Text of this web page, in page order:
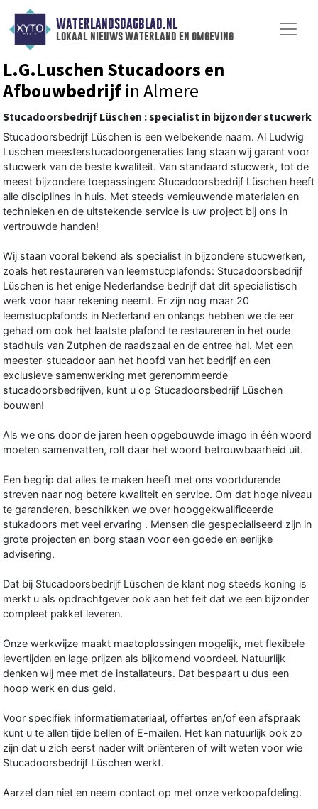
WATERLANDSDAGBLAD.NL
lokaal nieuws waterland en omgeving
L.G.Luschen Stucadoors en
Afbouwbedrijf in Almere
Stucadoorsbedrijf Lüschen : specialist in bijzonder stucwerk
Stucadoorsbedrijf Lüschen is een welbekende naam. Al Ludwig
Luschen meesterstucadoorgeneraties lang staan wij garant voor
stucwerk van de beste kwaliteit. Van standaard stucwerk, tot de
meest bijzondere toepassingen: Stucadoorsbedrijf Lüschen heeft
alle disciplines in huis. Met steeds vernieuwende materialen en
technieken en de uitstekende service is uw project bij ons in
vertrouwde handen!
Wij staan vooral bekend als specialist in bijzondere stucwerken,
zoals het restaureren van leemstucplafonds: Stucadoorsbedrijf
Lüschen is het enige Nederlandse bedrijf dat dit specialistisch
werk voor haar rekening neemt. Er zijn nog maar 20
leemstucplafonds in Nederland en onlangs hebben we de eer
gehad om ook het laatste plafond te restaureren in het oude
stadhuis van Zutphen de raadszaal en de entree hal. Met een
meester-stucadoor aan het hoofd van het bedrijf en een
exclusieve samenwerking met gerenommeerde
stucadoorsbedrijven, kunt u op Stucadoorsbedrijf Lüschen
bouwen!
Als we ons door de jaren heen opgebouwde imago in één woord
moeten samenvatten, rolt daar het woord betrouwbaarheid uit.
Een begrip dat alles te maken heeft met ons voortdurende
streven naar nog betere kwaliteit en service. Om dat hoge niveau
te garanderen, beschikken we over hooggekwalificeerde
stukadoors met veel ervaring . Mensen die gespecialiseerd zijn in
grote projecten en borg staan voor een goede en eerlijke
advisering.
Dat bij Stucadoorsbedrijf Lüschen de klant nog steeds koning is
merkt u als opdrachtgever ook aan het feit dat we een bijzonder
compleet pakket leveren.
Onze werkwijze maakt maatoplossingen mogelijk, met flexibele
levertijden en lage prijzen als bijkomend voordeel. Natuurlijk
denken wij mee met de installateurs. Dat bespaart u dus een
hoop werk en dus geld.
Voor specifiek informatiemateriaal, offertes en/of een afspraak
kunt u te allen tijde bellen of E-mailen. Het kan natuurlijk ook zo
zijn dat u zich eerst nader wilt oriënteren of wilt weten voor wie
Stucadoorsbedrijf Lüschen werkt.
Aarzel dan niet en neem contact op met onze verkoopafdeling.